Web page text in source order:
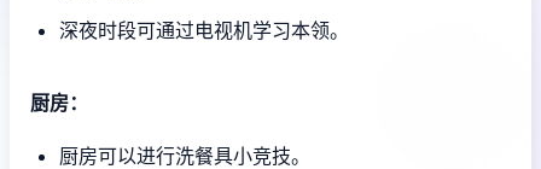
深夜时段可通过电视机学习本领。
厨房：
厨房可以进行洗餐具小竞技。